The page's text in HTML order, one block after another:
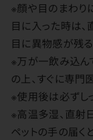
※顔や目のまわり
目に入った時は、
目に異物感が残
※万が一飲み込ん
の上、すぐに専門
※使用後は必ずし
※高温多湿、直射
ペットの手の届く